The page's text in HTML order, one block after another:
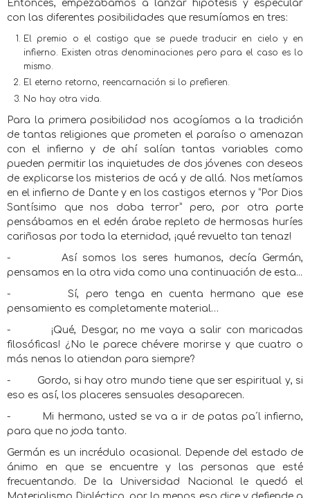
Entonces, empezábamos a lanzar hipótesis y especular
con las diferentes posibilidades que resumíamos en tres:
El premio o el castigo que se puede traducir en cielo y en
infierno. Existen otras denominaciones pero para el caso es lo
mismo.
El eterno retorno, reencarnación si lo prefieren.
No hay otra vida.
Para la primera posibilidad nos acogíamos a la tradición
de tantas religiones que prometen el paraíso o amenazan
con el infierno y de ahí salían tantas variables como
pueden permitir las inquietudes de dos jóvenes con deseos
de explicarse los misterios de acá y de allá. Nos metíamos
en el infierno de Dante y en los castigos eternos y “Por Dios
Santísimo que nos daba terror” pero, por otra parte
pensábamos en el edén árabe repleto de hermosas huríes
cariñosas por toda la eternidad, ¡qué revuelto tan tenaz!
-
Así somos los seres humanos, decía Germán,
pensamos en la otra vida como una continuación de esta...
-
Sí, pero tenga en cuenta hermano que ese
pensamiento es completamente material…
-
¡Qué, Desgar, no me vaya a salir con maricadas
filosóficas! ¿No le parece chévere morirse y que cuatro o
más nenas lo atiendan para siempre?
-
Gordo, si hay otro mundo tiene que ser espiritual y, si
eso es así, los placeres sensuales desaparecen.
-
Mi hermano, usted se va a ir de patas pa´l infierno,
para que no joda tanto.
Germán es un incrédulo ocasional. Depende del estado de
ánimo en que se encuentre y las personas que esté
frecuentando. De la Universidad Nacional le quedó el